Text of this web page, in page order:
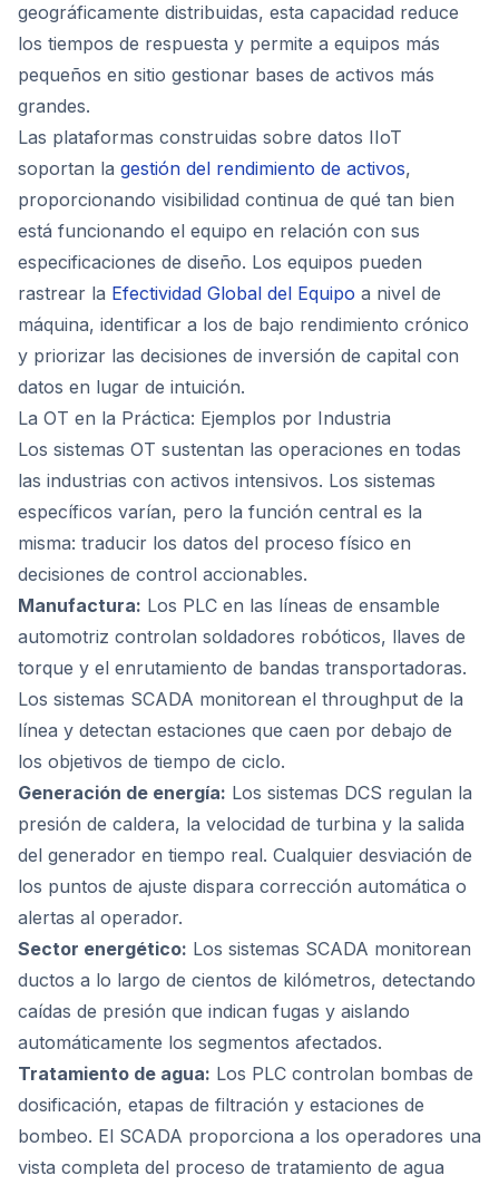
geográficamente distribuidas, esta capacidad reduce
los tiempos de respuesta y permite a equipos más
pequeños en sitio gestionar bases de activos más
grandes.
Las plataformas construidas sobre datos IIoT
soportan la gestión del rendimiento de activos,
proporcionando visibilidad continua de qué tan bien
está funcionando el equipo en relación con sus
especificaciones de diseño. Los equipos pueden
rastrear la Efectividad Global del Equipo a nivel de
máquina, identificar a los de bajo rendimiento crónico
y priorizar las decisiones de inversión de capital con
datos en lugar de intuición.
La OT en la Práctica: Ejemplos por Industria
Los sistemas OT sustentan las operaciones en todas
las industrias con activos intensivos. Los sistemas
específicos varían, pero la función central es la
misma: traducir los datos del proceso físico en
decisiones de control accionables.
Manufactura: Los PLC en las líneas de ensamble
automotriz controlan soldadores robóticos, llaves de
torque y el enrutamiento de bandas transportadoras.
Los sistemas SCADA monitorean el throughput de la
línea y detectan estaciones que caen por debajo de
los objetivos de tiempo de ciclo.
Generación de energía: Los sistemas DCS regulan la
presión de caldera, la velocidad de turbina y la salida
del generador en tiempo real. Cualquier desviación de
los puntos de ajuste dispara corrección automática o
alertas al operador.
Sector energético: Los sistemas SCADA monitorean
ductos a lo largo de cientos de kilómetros, detectando
caídas de presión que indican fugas y aislando
automáticamente los segmentos afectados.
Tratamiento de agua: Los PLC controlan bombas de
dosificación, etapas de filtración y estaciones de
bombeo. El SCADA proporciona a los operadores una
vista completa del proceso de tratamiento de agua